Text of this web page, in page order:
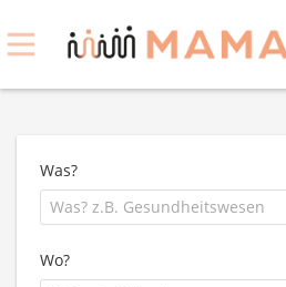
Was?
Wo?